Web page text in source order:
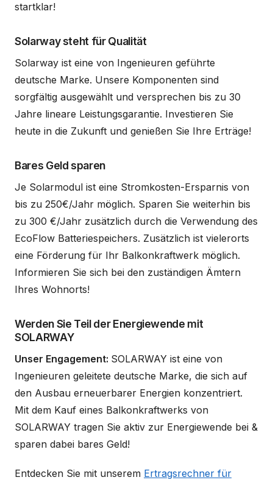
startklar!
Solarway steht für Qualität
Solarway ist eine von Ingenieuren geführte
deutsche Marke. Unsere Komponenten sind
sorgfältig ausgewählt und versprechen bis zu 30
Jahre lineare Leistungsgarantie. Investieren Sie
heute in die Zukunft und genießen Sie Ihre Erträge!
Bares Geld sparen
Je Solarmodul ist eine Stromkosten-Ersparnis von
bis zu 250€/Jahr möglich. Sparen Sie weiterhin bis
zu 300 €/Jahr zusätzlich durch die Verwendung des
EcoFlow Batteriespeichers. Zusätzlich ist vielerorts
eine Förderung für Ihr Balkonkraftwerk möglich.
Informieren Sie sich bei den zuständigen Ämtern
Ihres Wohnorts!
Werden Sie Teil der Energiewende mit
SOLARWAY
Unser Engagement: SOLARWAY ist eine von
Ingenieuren geleitete deutsche Marke, die sich auf
den Ausbau erneuerbarer Energien konzentriert.
Mit dem Kauf eines Balkonkraftwerks von
SOLARWAY tragen Sie aktiv zur Energiewende bei &
sparen dabei bares Geld!
Entdecken Sie mit unserem Ertragsrechner für